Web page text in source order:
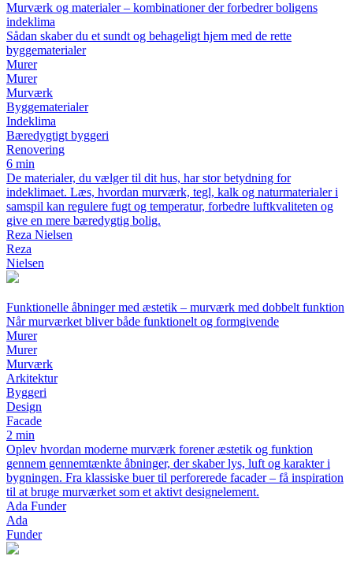
Murværk og materialer – kombinationer der forbedrer boligens
indeklima
Sådan skaber du et sundt og behageligt hjem med de rette
byggematerialer
Murer
Murer
Murværk
Byggematerialer
Indeklima
Bæredygtigt byggeri
Renovering
6 min
De materialer, du vælger til dit hus, har stor betydning for
indeklimaet. Læs, hvordan murværk, tegl, kalk og naturmaterialer i
samspil kan regulere fugt og temperatur, forbedre luftkvaliteten og
give en mere bæredygtig bolig.
Reza Nielsen
Reza
Nielsen
Funktionelle åbninger med æstetik – murværk med dobbelt funktion
Når murværket bliver både funktionelt og formgivende
Murer
Murer
Murværk
Arkitektur
Byggeri
Design
Facade
2 min
Oplev hvordan moderne murværk forener æstetik og funktion
gennem gennemtænkte åbninger, der skaber lys, luft og karakter i
bygningen. Fra klassiske buer til perforerede facader – få inspiration
til at bruge murværket som et aktivt designelement.
Ada Funder
Ada
Funder